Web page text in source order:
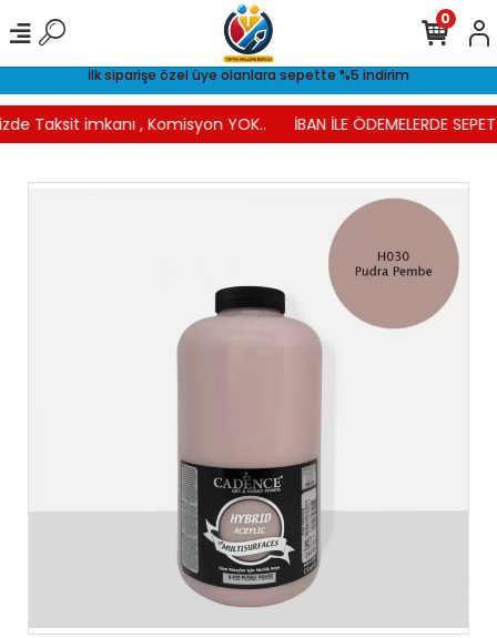
İlk siparişe özel üye olanlara sepette %5 indirim
Taksit imkanı , Komisyon YOK.. İBAN İLE ÖDEMELERDE
0